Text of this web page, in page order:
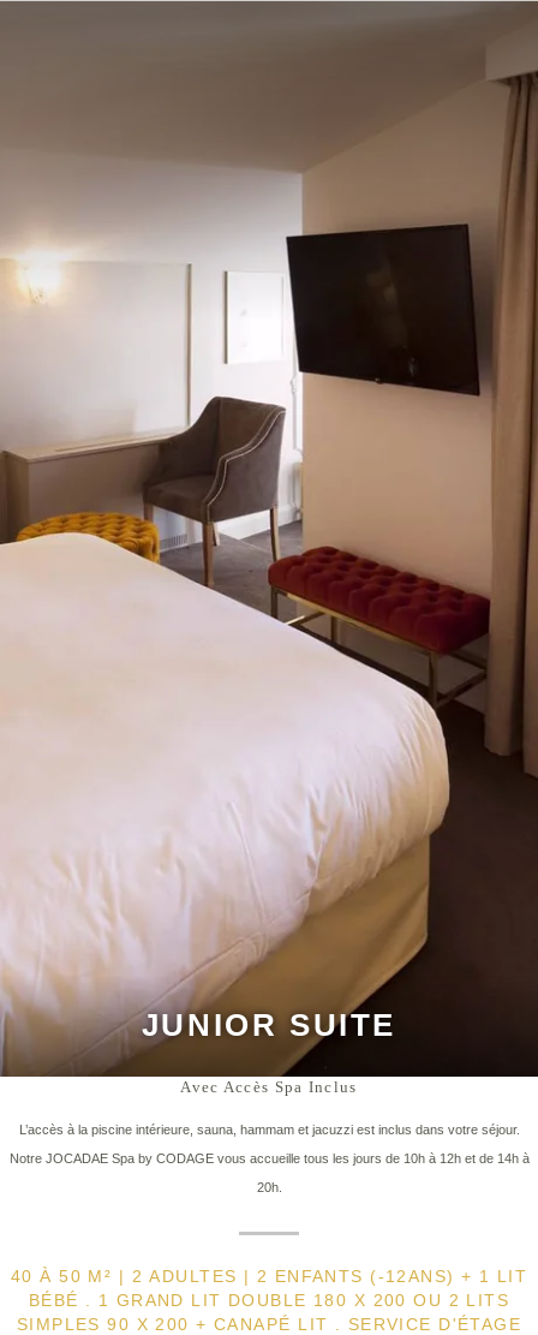
JUNIOR SUITE
Avec Accès Spa Inclus
L’accès à la piscine intérieure, sauna, hammam et jacuzzi est inclus dans votre séjour.
Notre JOCADAE Spa by CODAGE vous accueille tous les jours de 10h à 12h et de 14h à
20h.
40 À 50 M² | 2 ADULTES | 2 ENFANTS (-12ANS) + 1 LIT
BÉBÉ . 1 GRAND LIT DOUBLE 180 X 200 OU 2 LITS
SIMPLES 90 X 200 + CANAPÉ LIT . SERVICE D'ÉTAGE